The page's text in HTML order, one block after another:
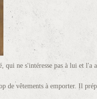
ne s'intéresse pas à lui et l'a
de vêtements à emporter. Il